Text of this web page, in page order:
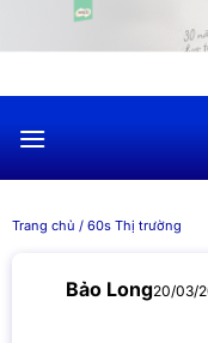
dung
Trang chủ / 60s Thị trường
Bảo Long20/03/